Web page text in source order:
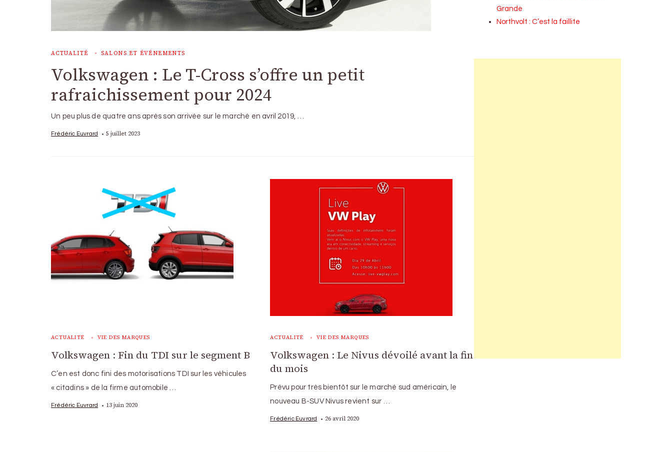
ACTUALITÉ SALONS ET ÉVÉNEMENTS
Volkswagen : Le T-Cross s’offre un petit
rafraichissement pour 2024
Un peu plus de quatre ans après son arrivée sur le marché en avril 2019, …
Frédéric Euvrard 5 juillet 2023
ACTUALITÉ VIE DES MARQUES
Volkswagen : Fin du TDI sur le segment B
C’en est donc fini des motorisations TDI sur les véhicules
« citadins » de la firme automobile …
Frédéric Euvrard 13 juin 2020
ACTUALITÉ VIE DES MARQUES
Volkswagen : Le Nivus dévoilé avant la fin
du mois
Prévu pour très bientôt sur le marché sud américain, le
nouveau B-SUV Nivus revient sur …
Frédéric Euvrard 26 avril 2020
Grande
Northvolt : C’est la faillite